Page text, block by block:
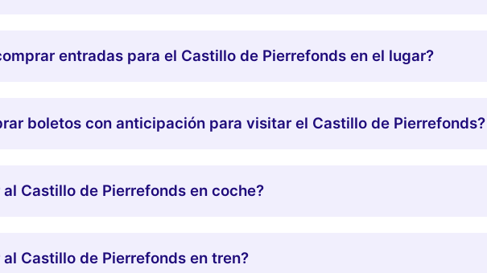
entradas para el Castillo de Pierrefonds en el lugar?
boletos con anticipación para visitar el Castillo de Pierrefonds?
al Castillo de Pierrefonds en coche?
al Castillo de Pierrefonds en tren?